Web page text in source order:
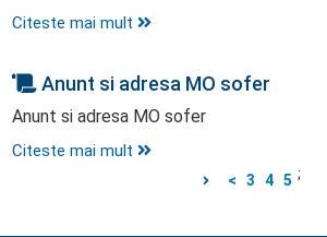
Citeste mai mult
Anunt si adresa MO sofer
Anunt si adresa MO sofer
Citeste mai mult
;
 < 3 4 5